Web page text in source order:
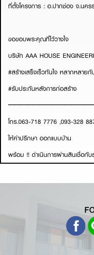
ที่ตั้งโครงการ : อ.ปากช่อง จ.นคร
ขอขอบพระคุณที่ไว้วางใจ
บริษัท AAA HOUSE
#สร้างเสร็จเร็วทันใจ หลากหลาย
#รับประกันหลังการก่อสร้าง
โทร.063-718 7776 ,093-328
ให้คำปรึกษา ออกแบบบ้าน
พร้อม !! ดำเนินการผ่านสินเชื่อกับ